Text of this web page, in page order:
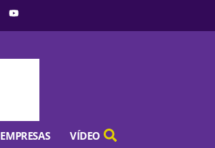
EMPRESAS VÍDEO